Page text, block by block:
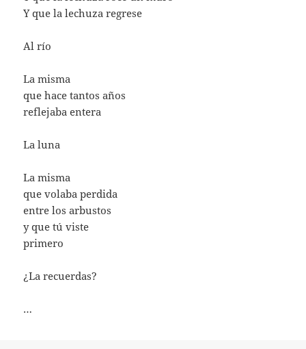
Y que la lechuza regrese
Al río
La misma
que hace tantos años
reflejaba entera
La luna
La misma
que volaba perdida
entre los arbustos
y que tú viste
primero
¿La recuerdas?
…